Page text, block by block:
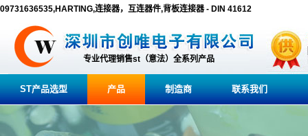
09731636535,HARTING,连接器，互连器件,背板连接器 - DIN 41612
专业代理销售st（意法）全系列产品
ST产品选型 产品 制造商 联系我们